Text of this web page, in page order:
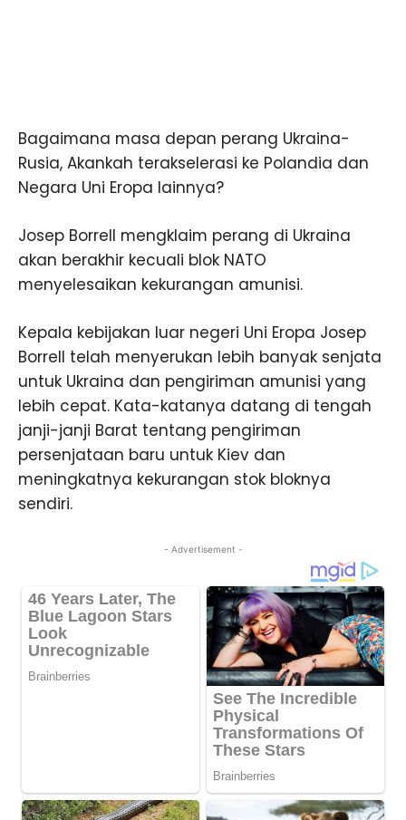
Bagaimana masa depan perang Ukraina-
Rusia, Akankah terakselerasi ke Polandia dan
Negara Uni Eropa lainnya?
Josep Borrell mengklaim perang di Ukraina
akan berakhir kecuali blok NATO
menyelesaikan kekurangan amunisi.
Kepala kebijakan luar negeri Uni Eropa Josep
Borrell telah menyerukan lebih banyak senjata
untuk Ukraina dan pengiriman amunisi yang
lebih cepat. Kata-katanya datang di tengah
janji-janji Barat tentang pengiriman
persenjataan baru untuk Kiev dan
meningkatnya kekurangan stok bloknya
sendiri.
- Advertisement -